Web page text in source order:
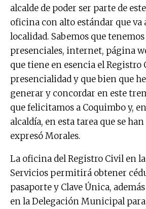
alcalde de poder ser parte de
oficina con alto estándar que va
localidad. Sabemos que
presenciales, internet, página
que tiene en esencia el Registro
presencialidad y que bien que
generar y concordar en este
que felicitamos a Coquimbo y,
alcaldía, en esta tarea que se
expresó Morales.
La oficina del Registro Civil en la
Servicios permitirá obtener
pasaporte y Clave Única,
en la Delegación Municipal